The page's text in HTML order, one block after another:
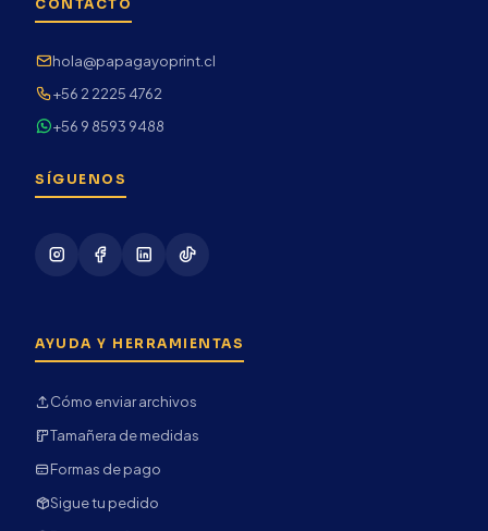
CONTACTO
hola@papagayoprint.cl
+56 2 2225 4762
+56 9 8593 9488
SÍGUENOS
AYUDA Y HERRAMIENTAS
Cómo enviar archivos
Tamañera de medidas
Formas de pago
Sigue tu pedido